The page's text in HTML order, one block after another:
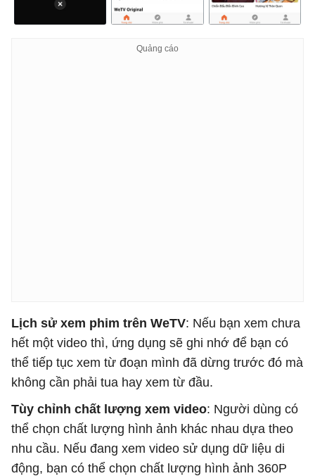
Lịch sử xem phim trên WeTV: Nếu bạn xem chưa
hết một video thì, ứng dụng sẽ ghi nhớ để bạn có
thể tiếp tục xem từ đoạn mình đã dừng trước đó mà
không cần phải tua hay xem từ đầu.
Tùy chỉnh chất lượng xem video: Người dùng có
thể chọn chất lượng hình ảnh khác nhau dựa theo
nhu cầu. Nếu đang xem video sử dụng dữ liệu di
động, bạn có thể chọn chất lượng hình ảnh 360P